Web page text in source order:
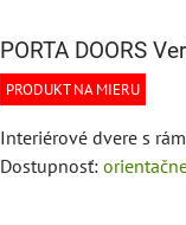
PORTA DOORS
PRODUKT NA MIERU
Interiérové dvere s
Dostupnosť: